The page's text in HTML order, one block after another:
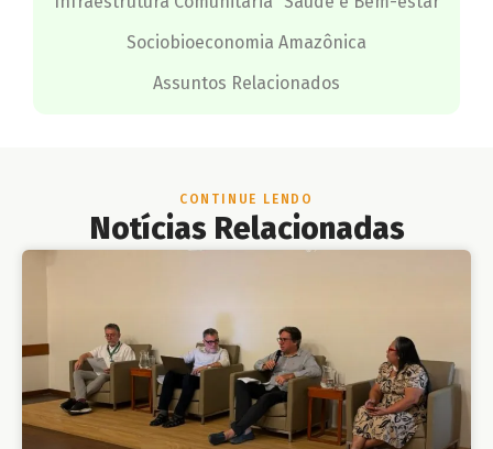
Sociobioeconomia Amazônica
Assuntos Relacionados
CONTINUE LENDO
Notícias Relacionadas